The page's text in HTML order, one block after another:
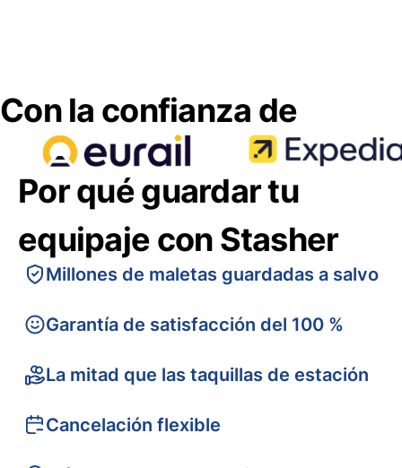
Con la confianza de
Por qué guardar tu
equipaje con Stasher
Millones de maletas guardadas a salvo
Garantía de satisfacción del 100 %
La mitad que las taquillas de estación
Cancelación flexible